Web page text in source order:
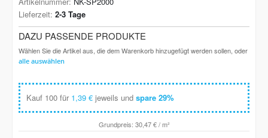
Lieferzeit 2-3 Tage
DAZU PASSENDE PRODUKTE
Wählen Sie die Artikel aus, die dem Warenkorb hinzugefügt werden sollen, oder
alle auswählen
Kauf 100 für 1,39 € jeweils und spare 29%
Grundpreis: 30,47 €/ m²